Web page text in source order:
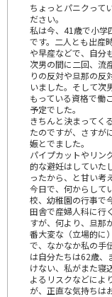
ちょっとパニクって
ださい。
私は今、41歳で小学
です。二人とも出産
や早産などで、自分
次男の間に二回、流
りの反対や旦那の反
いました。そして次
もっている資格で働
予定でした。
きちんと決まってく
たのですが、さすが
娠とでました。
パイプカットやリン
的な避妊はしていた
ったから、と甘い考
今日で、何からして
校、幼稚園の行事で
田舎で産婦人科に行
すが、何より、旦那
番大変な（立場的に
で、なかなか私の手
は自分たちは62歳、
けない、私がまた寝
よるリスクなどによ
が、正直な気持ちは